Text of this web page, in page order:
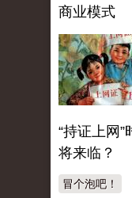
商业模式
“持证上网”
将来临？
冒个泡吧！